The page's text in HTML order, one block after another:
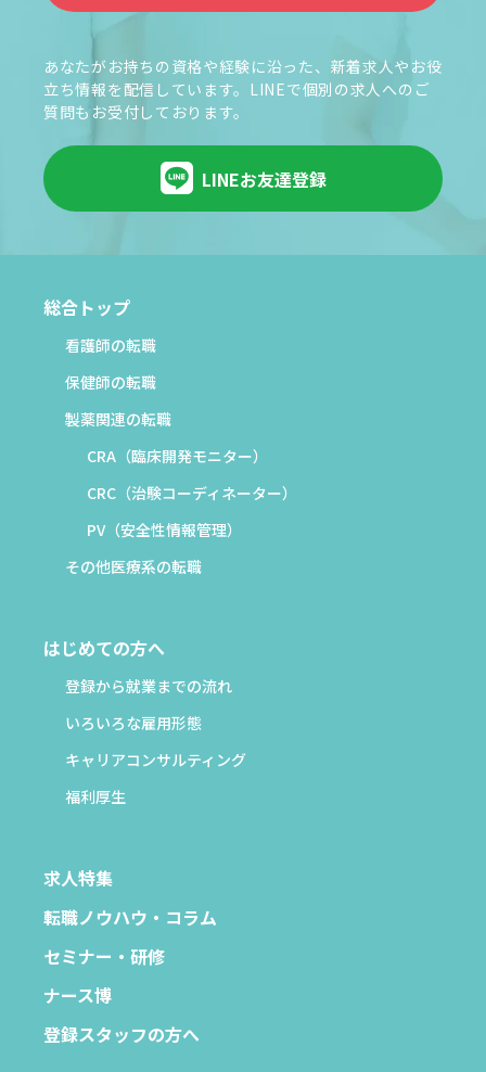
あなたがお持ちの資格や経験に沿った、新着求人やお役
立ち情報を配信しています。LINEで個別の求人へのご
質問もお受付しております。
LINEお友達登録
総合トップ
看護師の転職
保健師の転職
製薬関連の転職
CRA（臨床開発モニター）
CRC（治験コーディネーター）
PV（安全性情報管理）
その他医療系の転職
はじめての方へ
登録から就業までの流れ
いろいろな雇用形態
キャリアコンサルティング
福利厚生
求人特集
転職ノウハウ・コラム
セミナー・研修
ナース博
登録スタッフの方へ